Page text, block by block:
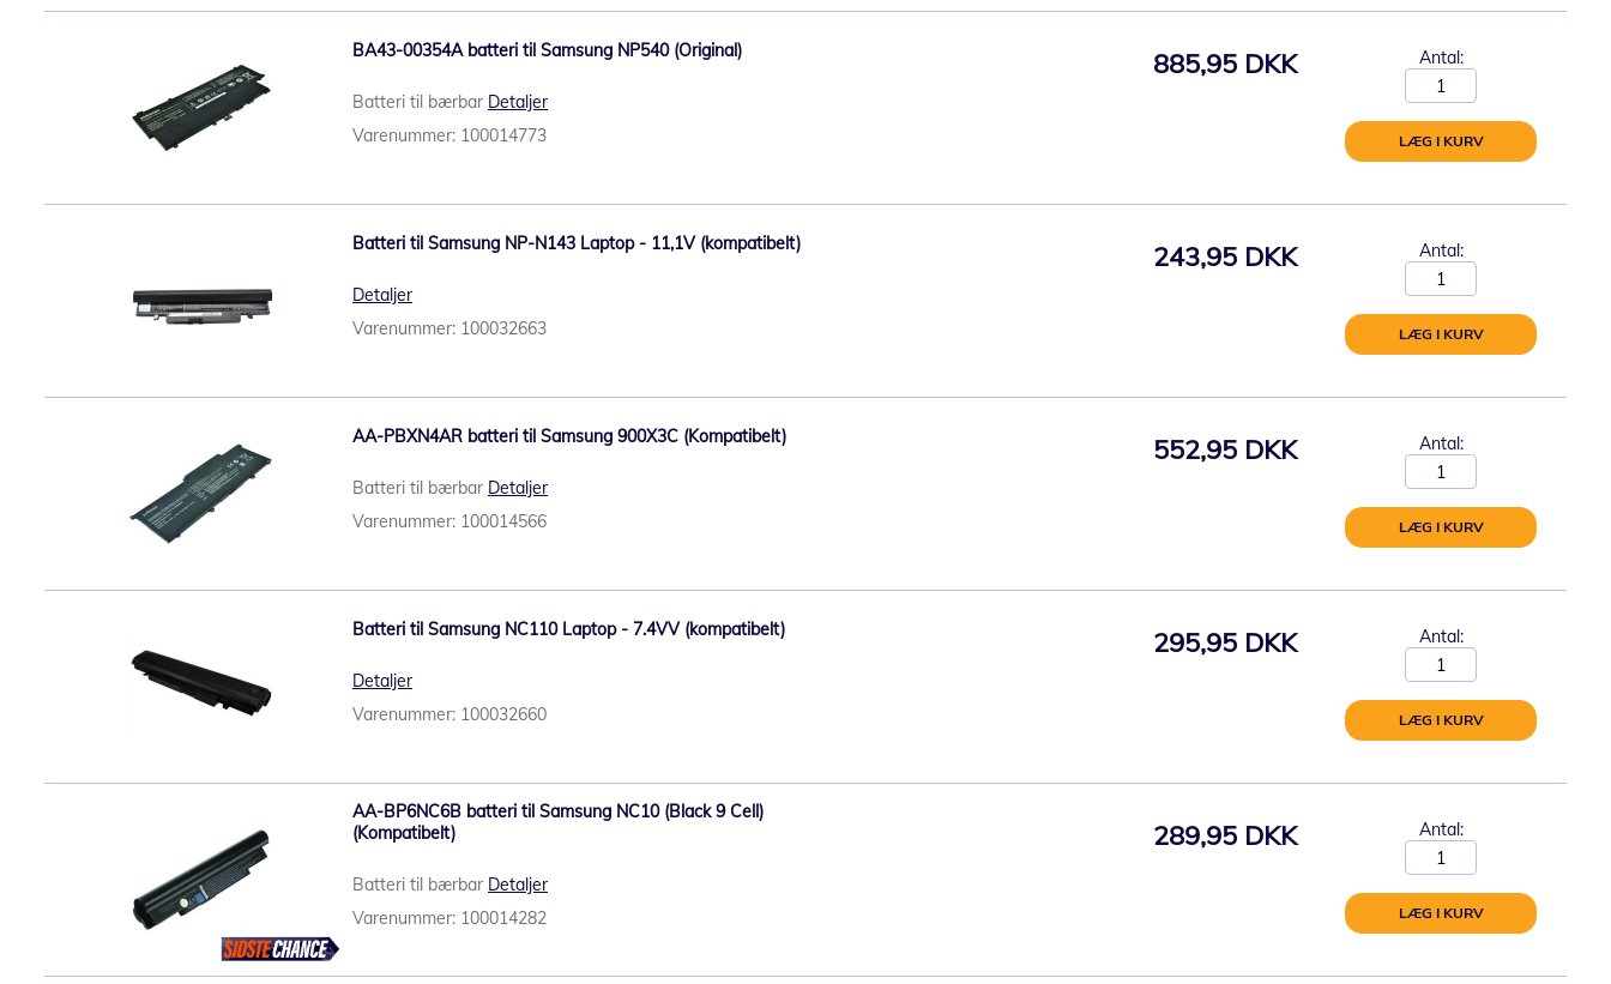
BA43-00354A batteri til Samsung NP540 (Original)
Batteri til bærbar Detaljer
Varenummer: 100014773
885,95 DKK Antal:
LÆG I KURV
Batteri til Samsung NP-N143 Laptop - 11,1V (kompatibelt)
Detaljer
Varenummer: 100032663
243,95 DKK Antal:
LÆG I KURV
AA-PBXN4AR batteri til Samsung 900X3C (Kompatibelt)
Batteri til bærbar Detaljer
Varenummer: 100014566
552,95 DKK Antal:
LÆG I KURV
Batteri til Samsung NC110 Laptop - 7.4VV (kompatibelt)
Detaljer
Varenummer: 100032660
295,95 DKK Antal:
LÆG I KURV
AA-BP6NC6B batteri til Samsung NC10 (Black 9 Cell)
(Kompatibelt)
Batteri til bærbar Detaljer
Varenummer: 100014282
289,95 DKK Antal:
LÆG I KURV